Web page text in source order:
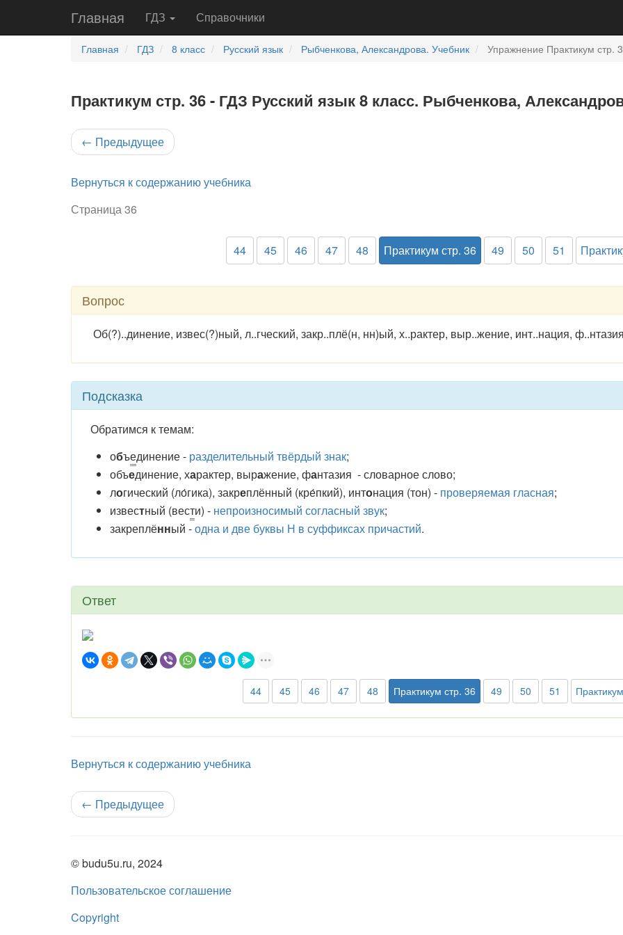
Главная ГДЗ Справочники
Главная ГДЗ 8 класс Русский язык Рыбченкова, Александрова. Учебник Упражнение Практикум стр.
Практикум стр. 36 - ГДЗ Русский язык 8 класс. Рыбченкова,
← Предыдущее
Вернуться к содержанию учебника
Страница 36
44 45 46 47 48 Практикум стр. 36 49 50 51
Вопрос
Об(?)..динение, извес(?)ный, л..гческий, закр..плё(н, нн)ый, х..рактер, выр..жение, инт..нация,
Подсказка
Обратимся к темам:
объединение - разделительный твёрдый знак;
объединение, характер, выражение, фантазия - словарное слово;
логический (ло́гика), закреплённый (кре́пкий), интонация (тон) - проверяемая гласная;
известный (вести) - непроизносимый согласный звук;
закреплённый -одна и две буквы Н в суффиксах причастий.
Ответ
44 45 46 47 48 Практикум стр. 36 49 50 51
Вернуться к содержанию учебника
← Предыдущее
© budu5u.ru, 2024
Пользовательское соглашение
Copyright